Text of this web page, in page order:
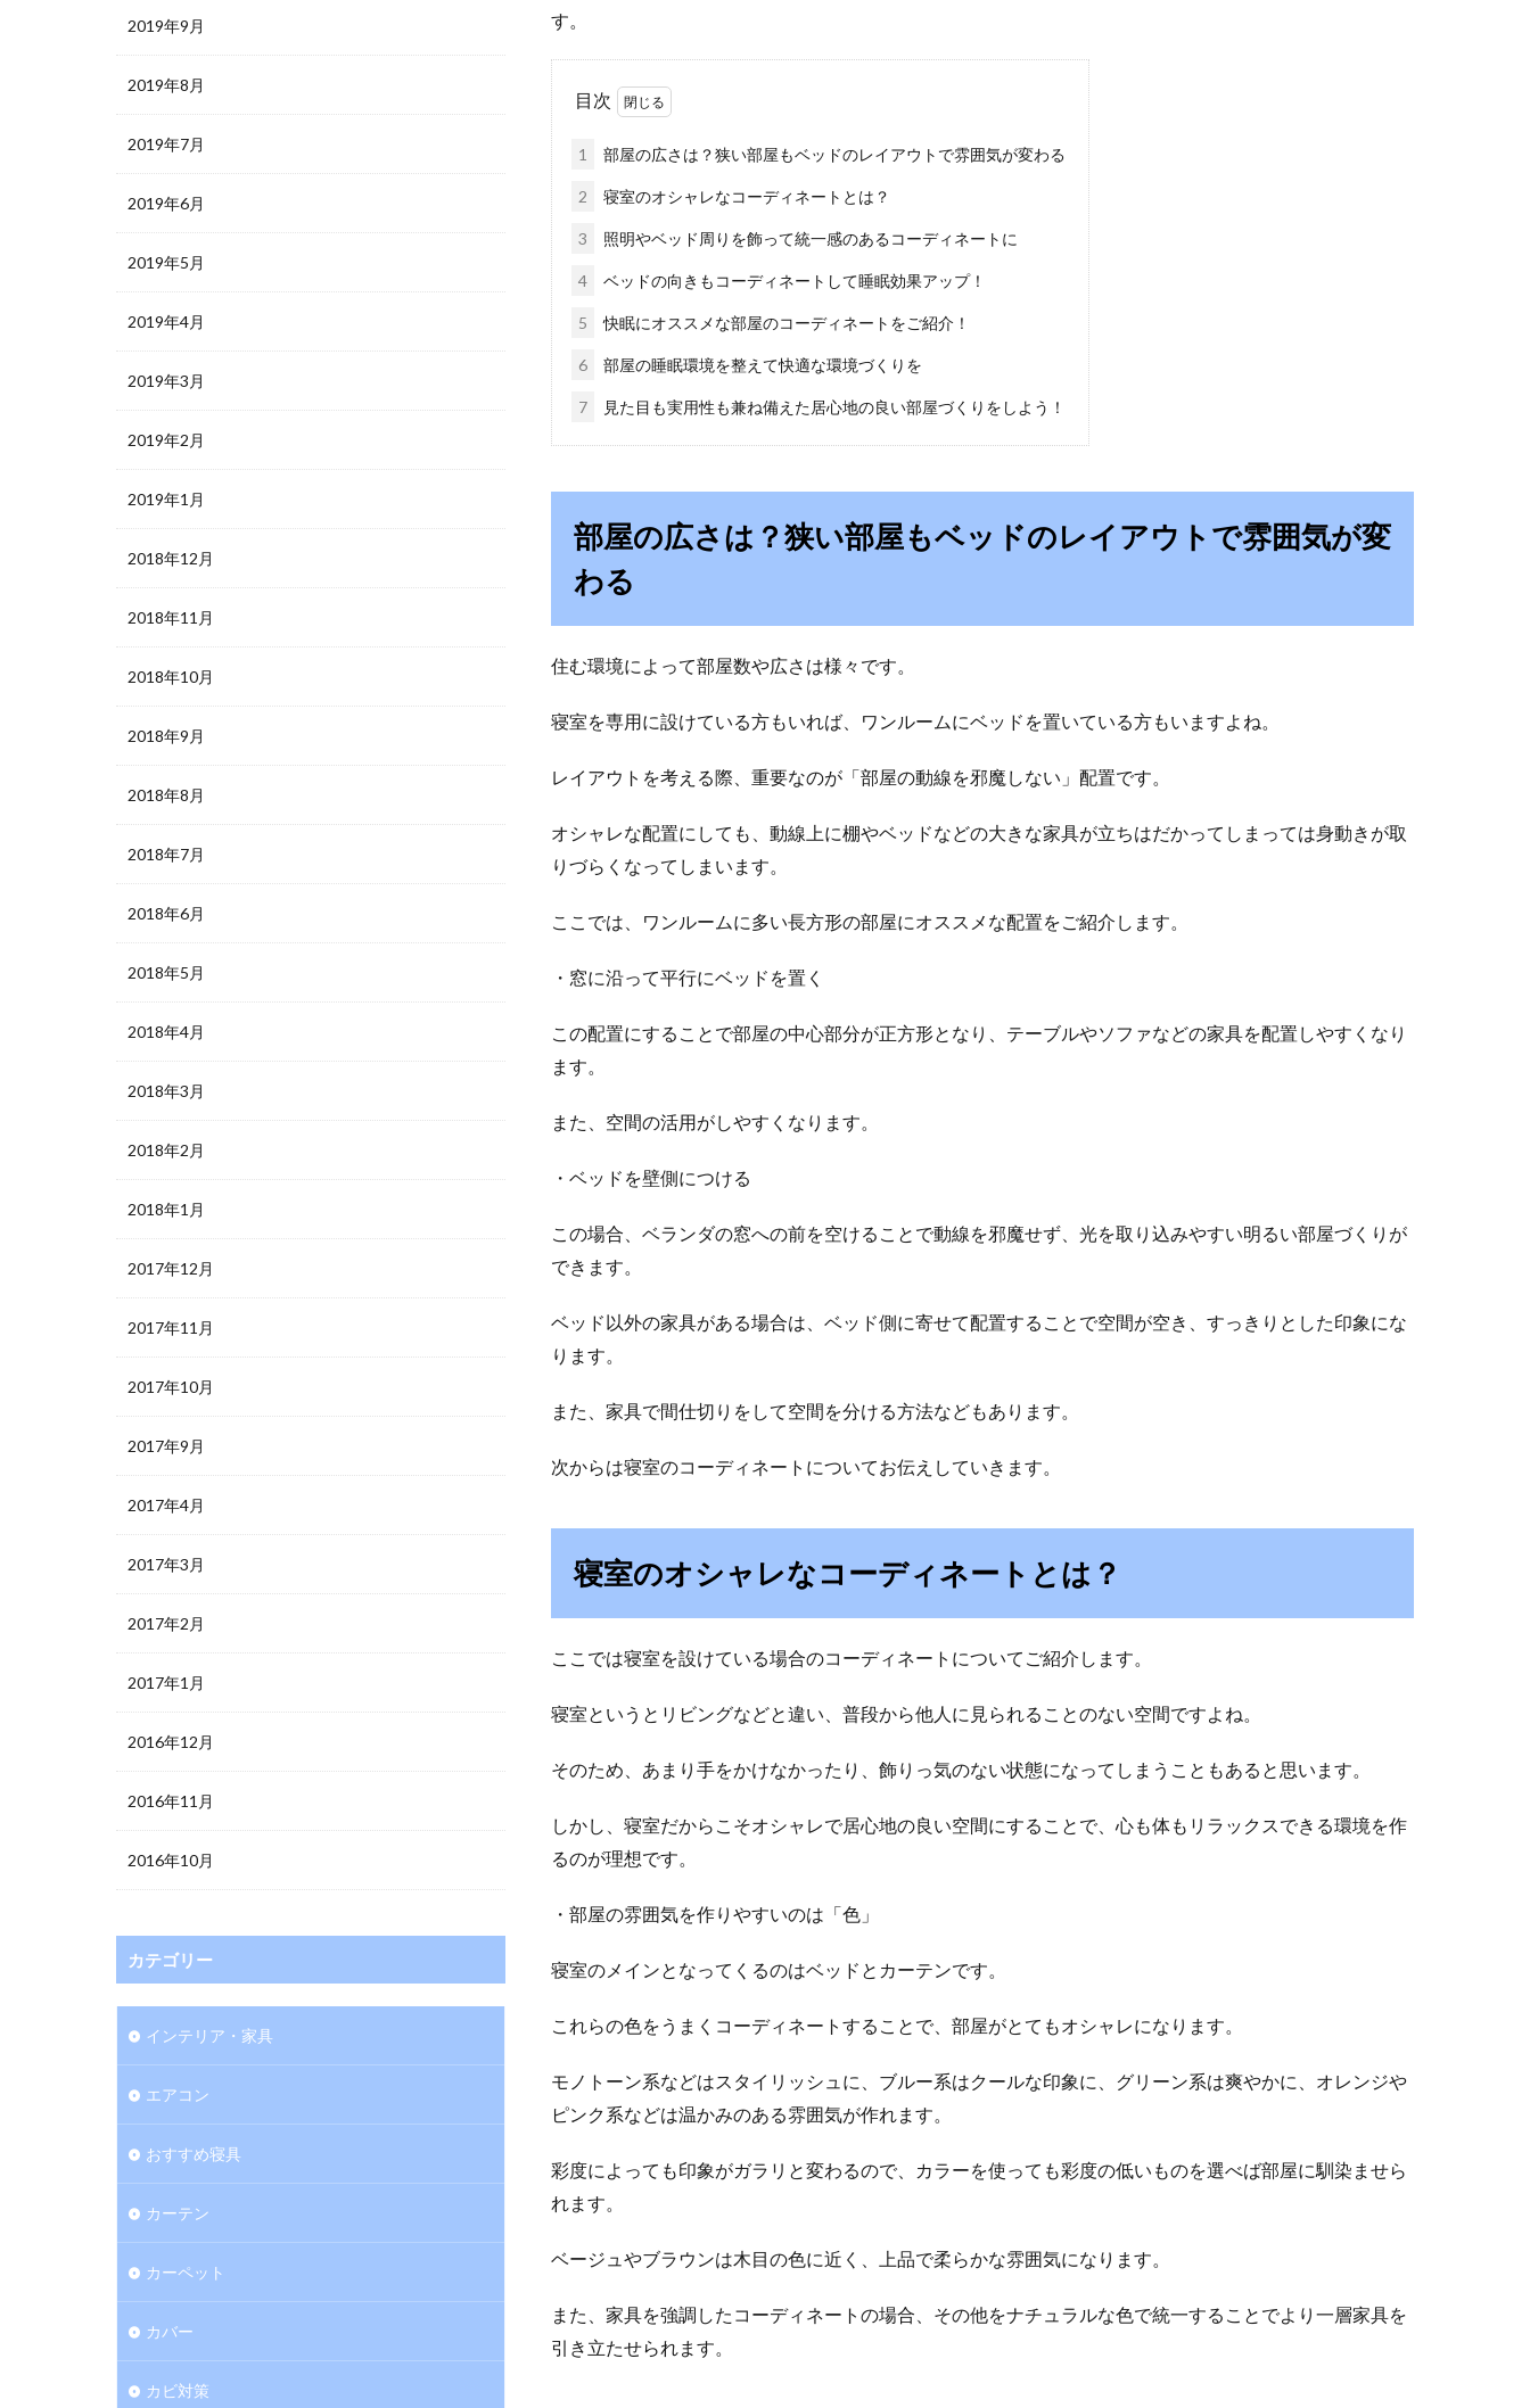
す。
目次
1 部屋の広さは？狭い部屋もベッドのレイアウトで雰囲気が変わる
2 寝室のオシャレなコーディネートとは？
3 照明やベッド周りを飾って統一感のあるコーディネートに
4 ベッドの向きもコーディネートして睡眠効果アップ！
5 快眠にオススメな部屋のコーディネートをご紹介！
6 部屋の睡眠環境を整えて快適な環境づくりを
7 見た目も実用性も兼ね備えた居心地の良い部屋づくりをしよう！
部屋の広さは？狭い部屋もベッドのレイアウトで雰囲気が変
わる
住む環境によって部屋数や広さは様々です。
寝室を専用に設けている方もいれば、ワンルームにベッドを置いている方もいますよね。
レイアウトを考える際、重要なのが「部屋の動線を邪魔しない」配置です。
オシャレな配置にしても、動線上に棚やベッドなどの大きな家具が立ちはだかってしまっては身動きが取
りづらくなってしまいます。
ここでは、ワンルームに多い長方形の部屋にオススメな配置をご紹介します。
・窓に沿って平行にベッドを置く
この配置にすることで部屋の中心部分が正方形となり、テーブルやソファなどの家具を配置しやすくなり
ます。
また、空間の活用がしやすくなります。
・ベッドを壁側につける
この場合、ベランダの窓への前を空けることで動線を邪魔せず、光を取り込みやすい明るい部屋づくりが
できます。
ベッド以外の家具がある場合は、ベッド側に寄せて配置することで空間が空き、すっきりとした印象にな
ります。
また、家具で間仕切りをして空間を分ける方法などもあります。
次からは寝室のコーディネートについてお伝えしていきます。
寝室のオシャレなコーディネートとは？
ここでは寝室を設けている場合のコーディネートについてご紹介します。
寝室というとリビングなどと違い、普段から他人に見られることのない空間ですよね。
そのため、あまり手をかけなかったり、飾りっ気のない状態になってしまうこともあると思います。
しかし、寝室だからこそオシャレで居心地の良い空間にすることで、心も体もリラックスできる環境を作
るのが理想です。
・部屋の雰囲気を作りやすいのは「色」
寝室のメインとなってくるのはベッドとカーテンです。
これらの色をうまくコーディネートすることで、部屋がとてもオシャレになります。
モノトーン系などはスタイリッシュに、ブルー系はクールな印象に、グリーン系は爽やかに、オレンジや
ピンク系などは温かみのある雰囲気が作れます。
彩度によっても印象がガラリと変わるので、カラーを使っても彩度の低いものを選べば部屋に馴染ませら
れます。
ベージュやブラウンは木目の色に近く、上品で柔らかな雰囲気になります。
また、家具を強調したコーディネートの場合、その他をナチュラルな色で統一することでより一層家具を
引き立たせられます。
2019年9月
2019年8月
2019年7月
2019年6月
2019年5月
2019年4月
2019年3月
2019年2月
2019年1月
2018年12月
2018年11月
2018年10月
2018年9月
2018年8月
2018年7月
2018年6月
2018年5月
2018年4月
2018年3月
2018年2月
2018年1月
2017年12月
2017年11月
2017年10月
2017年9月
2017年4月
2017年3月
2017年2月
2017年1月
2016年12月
2016年11月
2016年10月
カテゴリー
インテリア・家具
エアコン
おすすめ寝具
カーテン
カーペット
カバー
カビ対策